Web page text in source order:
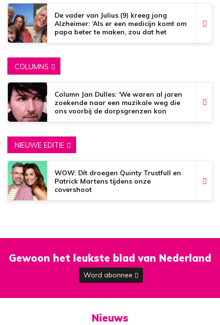
De vader van Julius (9) kreeg jong
Alzheimer: ‘Als er een medicijn komt om
papa beter te maken, zou dat het
COLUMNS
Column Jan Dulles: ‘We waren al jaren
zoekende naar een muzikale weg die
ons voorbij de dorpsgrenzen kon
NIEUWE EDITIE
WOW: Dít droegen Quinty Trustfull en
Patrick Martens tijdens onze
covershoot
Gewoon het leukste blad van Nederland
Word abonnee
Nieuws